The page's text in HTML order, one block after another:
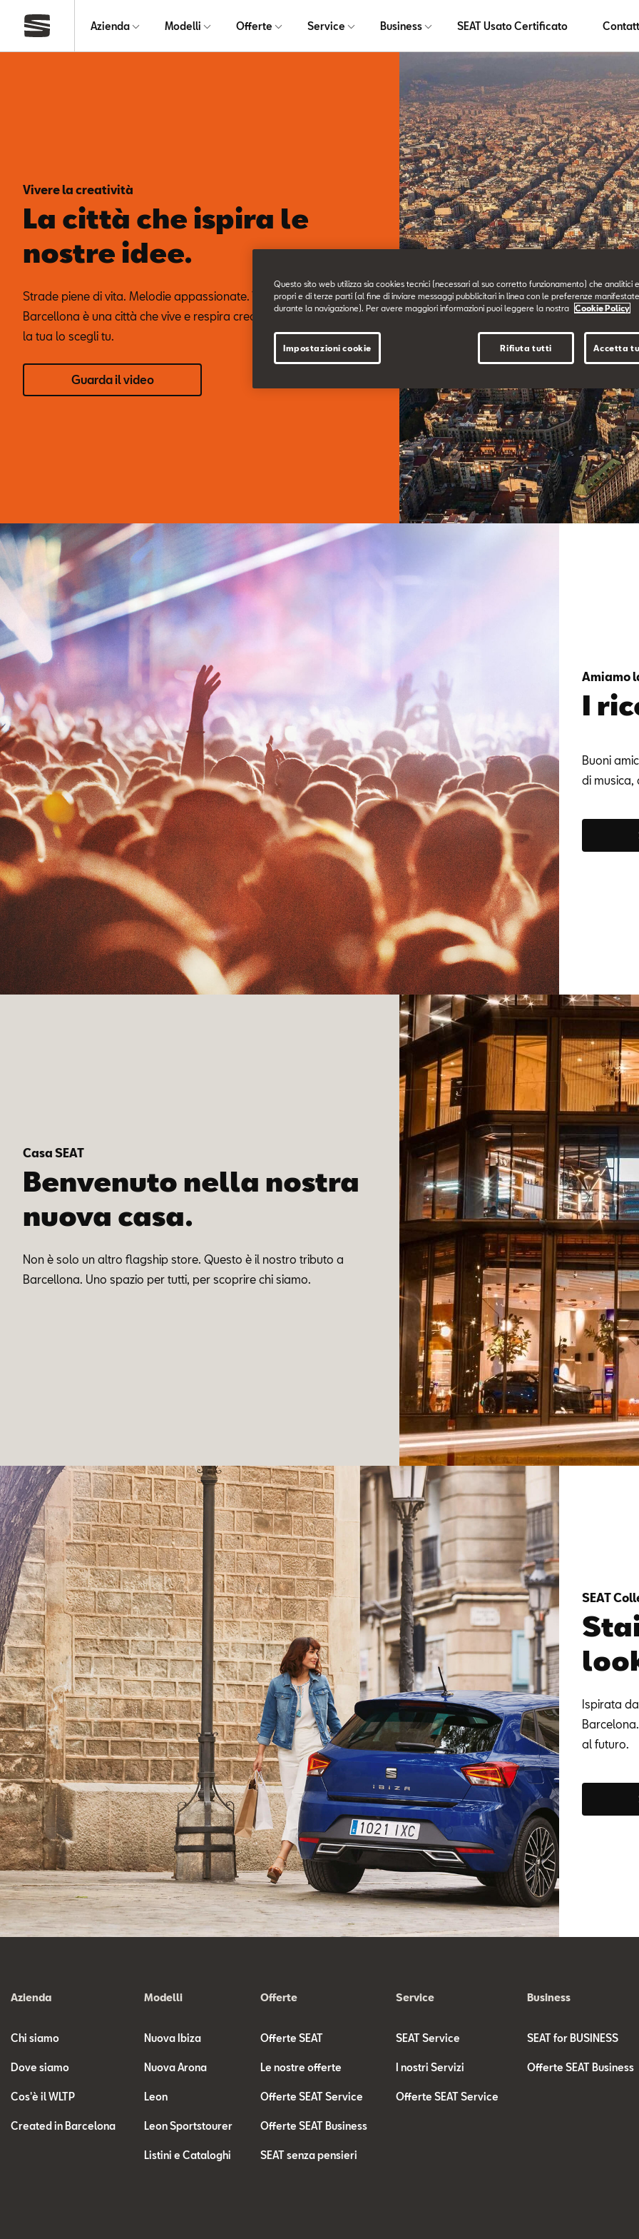
Azienda Modelli Offerte Service Business SEAT Usato Certificato
Vivere la creatività
La città che ispira le
nostre idee.
Strade piene di vita. Melodie appassionate. Tramonti dorati.
Barcellona è una città che vive e respira creatività. Come esprimere
la tua lo scegli tu.
Guarda il video
Amiamo
I
Buoni
di musica,
Casa SEAT
Benvenuto nella nostra
nuova casa.
Non è solo un altro flagship store. Questo è il nostro tributo a
Barcellona. Uno spazio per tutti, per scoprire chi siamo.
SEAT
Ispirata
al futuro.
Azienda
Chi siamo
Dove siamo
Cos'è il WLTP
Created in Barcelona
Modelli
Nuova Ibiza
Nuova Arona
Leon
Leon Sportstourer
Listini e Cataloghi
Offerte
Offerte SEAT
Le nostre offerte
Offerte SEAT Service
Offerte SEAT Business
SEAT senza pensieri
Service
SEAT Service
I nostri Servizi
Offerte SEAT Service
Business
SEAT for BUSINESS
Offerte SEAT Business
Questo sito web utilizza sia cookies tecnici (necessari al suo corretto funzionamento) che analitici
propri e di terze parti (al fine di inviare messaggi pubblicitari in linea con le preferenze
durante la navigazione). Per avere maggiori informazioni puoi leggere la nostra
Cookie Policy
Rifiuta tutti Accetta
Impostazioni cookie